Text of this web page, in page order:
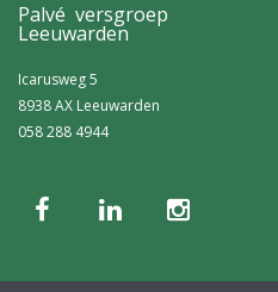
Palvé versgroep
Leeuwarden
Icarusweg 5
8938 AX Leeuwarden
058 288 4944